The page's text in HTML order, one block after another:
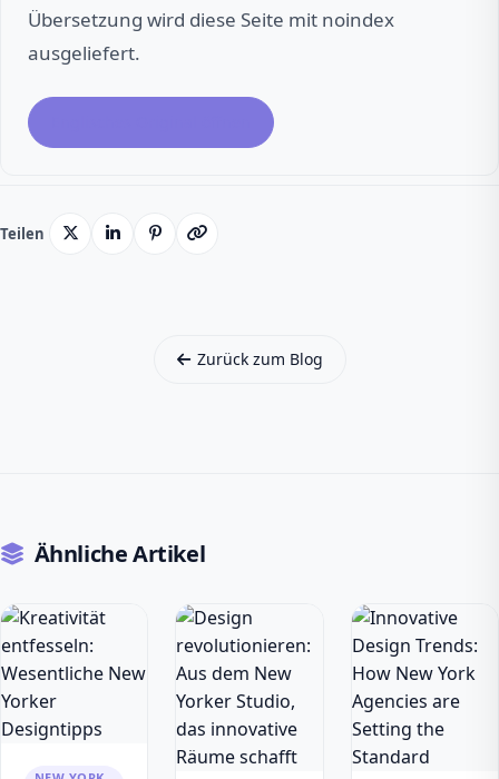
Übersetzung wird diese Seite mit noindex
ausgeliefert.
Teilen
Zurück zum Blog
Ähnliche Artikel